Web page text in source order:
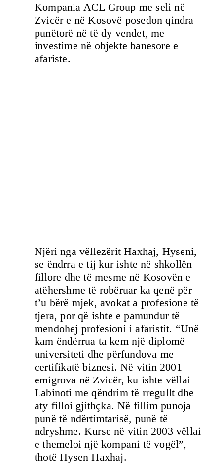
Kompania ACL Group me seli në
Zvicër e në Kosovë posedon qindra
punëtorë në të dy vendet, me
investime në objekte banesore e
afariste.
Njëri nga vëllezërit Haxhaj, Hyseni,
se ëndrra e tij kur ishte në shkollën
fillore dhe të mesme në Kosovën e
atëhershme të robëruar ka qenë për
t’u bërë mjek, avokat a profesione të
tjera, por që ishte e pamundur të
mendohej profesioni i afaristit. “Unë
kam ëndërrua ta kem një diplomë
universiteti dhe përfundova me
certifikatë biznesi. Në vitin 2001
emigrova në Zvicër, ku ishte vëllai
Labinoti me qëndrim të rregullt dhe
aty filloi gjithçka. Në fillim punoja
punë të ndërtimtarisë, punë të
ndryshme. Kurse në vitin 2003 vëllai
e themeloi një kompani të vogël”,
thotë Hysen Haxhaj.